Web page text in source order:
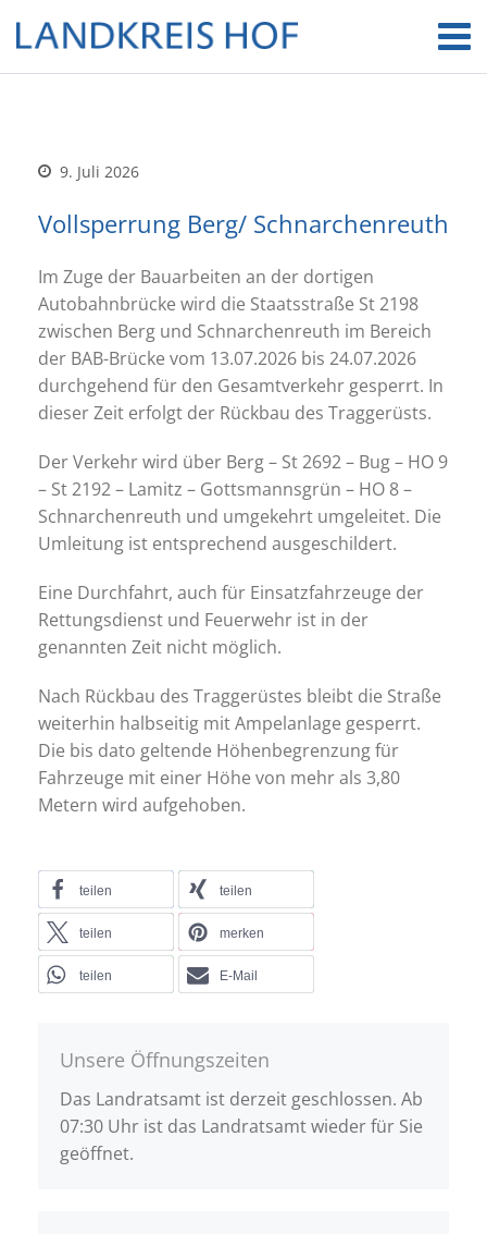
9. Juli 2026
Vollsperrung Berg/ Schnarchenreuth
Im Zuge der Bauarbeiten an der dortigen
Autobahnbrücke wird die Staatsstraße St 2198
zwischen Berg und Schnarchenreuth im Bereich
der BAB-Brücke vom 13.07.2026 bis 24.07.2026
durchgehend für den Gesamtverkehr gesperrt. In
dieser Zeit erfolgt der Rückbau des Traggerüsts.
Der Verkehr wird über Berg – St 2692 – Bug – HO 9
– St 2192 – Lamitz – Gottsmannsgrün – HO 8 –
Schnarchenreuth und umgekehrt umgeleitet. Die
Umleitung ist entsprechend ausgeschildert.
Eine Durchfahrt, auch für Einsatzfahrzeuge der
Rettungsdienst und Feuerwehr ist in der
genannten Zeit nicht möglich.
Nach Rückbau des Traggerüstes bleibt die Straße
weiterhin halbseitig mit Ampelanlage gesperrt.
Die bis dato geltende Höhenbegrenzung für
Fahrzeuge mit einer Höhe von mehr als 3,80
Metern wird aufgehoben.
teilen teilen
teilen merken
teilen E-Mail
Unsere Öffnungszeiten
Das Landratsamt ist derzeit geschlossen. Ab
07:30 Uhr ist das Landratsamt wieder für Sie
geöffnet.